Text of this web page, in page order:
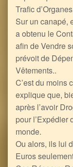
Trafic
Sur un canapé,
a obtenu le
afin de Vendre
prévoit de
Vêtements..
C’est du moins
explique que,
après l’avoir
pour l’Expédier
monde.
Ou alors, ils lui
Euros